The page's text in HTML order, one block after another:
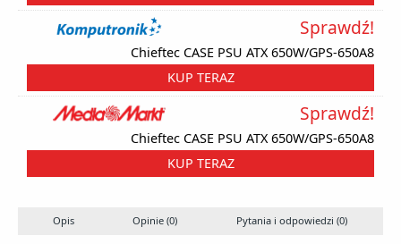
Chieftec CASE PSU ATX 650W/GPS-650A8
Sprawdź!
KUP TERAZ
Chieftec CASE PSU ATX 650W/GPS-650A8
Sprawdź!
KUP TERAZ
Opis Opinie (0) Pytania i odpowiedzi (0)